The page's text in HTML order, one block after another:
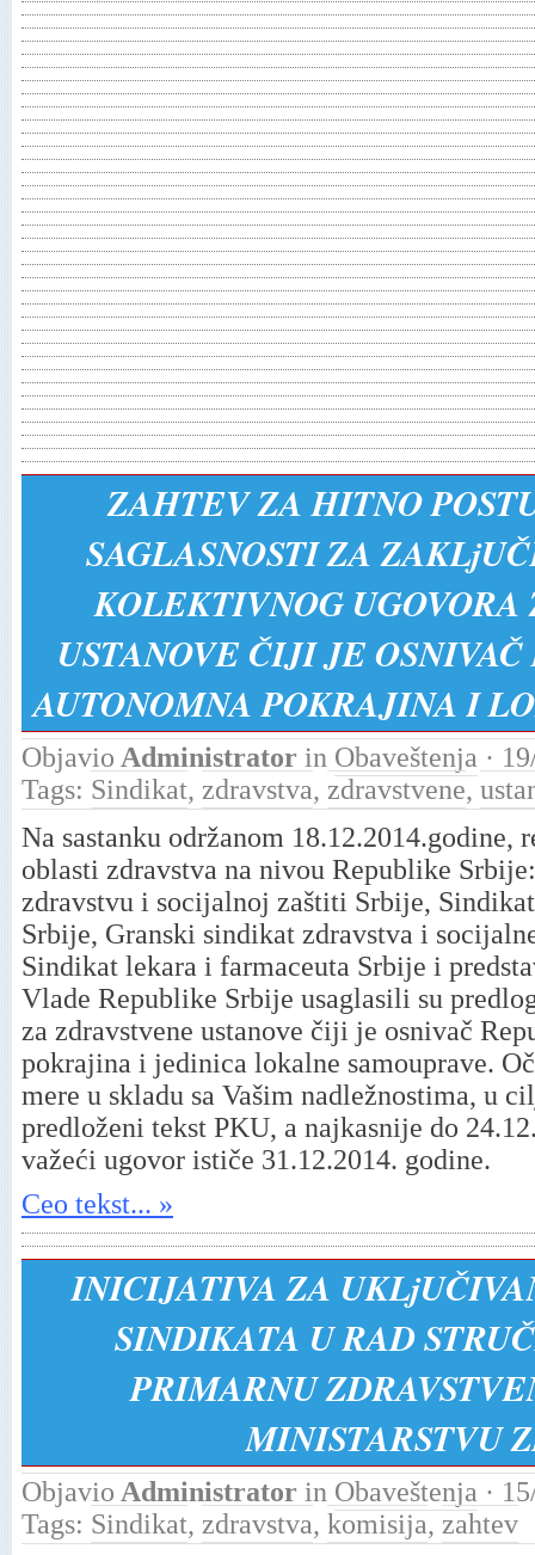
ZAHTEV ZA HITNO
SAGLASNOSTI ZA
KOLEKTIVNOG
USTANOVE ČIJI JE
AUTONOMNA POKRAJINA I
Objavio Administrator in Obaveštenja ·
Tags: Sindikat, zdravstva, zdravstvene,
Na sastanku održanom 18.12.2014.godine,
oblasti zdravstva na nivou Republike
zdravstvu i socijalnoj zaštiti Srbije,
Srbije, Granski sindikat zdravstva i
Sindikat lekara i farmaceuta Srbije i
Vlade Republike Srbije usaglasili su
za zdravstvene ustanove čiji je osnivač
pokrajina i jedinica lokalne samouprave.
mere u skladu sa Vašim nadležnostima, u
predloženi tekst PKU, a najkasnije do
važeći ugovor ističe 31.12.2014. godine.
Ceo tekst... »
INICIJATIVA ZA
SINDIKATA U RAD
PRIMARNU
MINISTARSTVU
Objavio Administrator in Obaveštenja ·
Tags: Sindikat, zdravstva, komisija, zahtev